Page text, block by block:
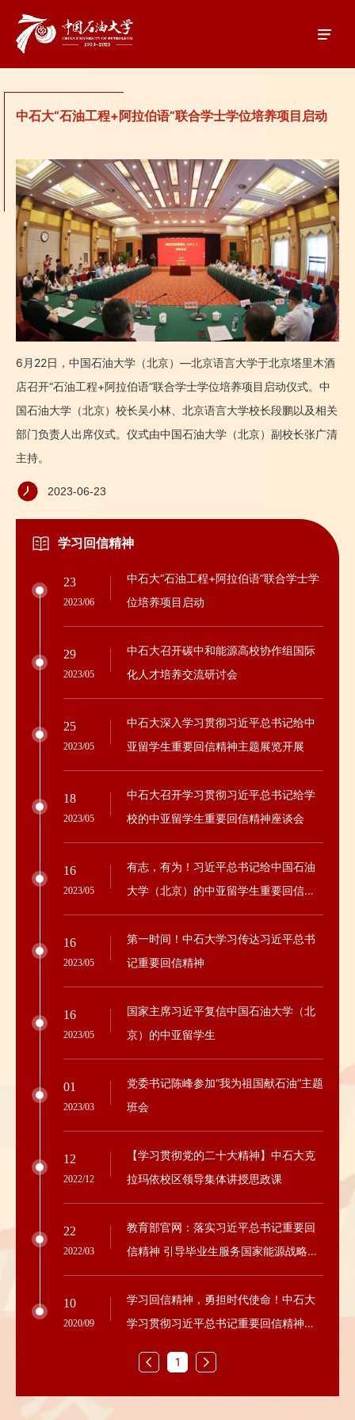
中石大“石油工程+阿拉伯语”联合学士学位培养项目启动
6月22日，中国石油大学（北京）—北京语言大学于北京塔里木酒
店召开“石油工程+阿拉伯语”联合学士学位培养项目启动仪式。中
国石油大学（北京）校长吴小林、北京语言大学校长段鹏以及相关
部门负责人出席仪式。仪式由中国石油大学（北京）副校长张广清
主持。
2023-06-23
学习回信精神
23
2023/06
中石大“石油工程+阿拉伯语”联合学士学
位培养项目启动
29
2023/05
中石大召开碳中和能源高校协作组国际
化人才培养交流研讨会
25
2023/05
中石大深入学习贯彻习近平总书记给中
亚留学生重要回信精神主题展览开展
18
2023/05
中石大召开学习贯彻习近平总书记给学
校的中亚留学生重要回信精神座谈会
16
2023/05
有志，有为！习近平总书记给中国石油
大学（北京）的中亚留学生重要回信在
学校干部师生中引发热烈反响
16
2023/05
第一时间！中石大学习传达习近平总书
记重要回信精神
16
2023/05
国家主席习近平复信中国石油大学（北
京）的中亚留学生
01
2023/03
党委书记陈峰参加“我为祖国献石油”主题
班会
12
2022/12
【学习贯彻党的二十大精神】中石大克
拉玛依校区领导集体讲授思政课
22
2022/03
教育部官网：落实习近平总书记重要回
信精神 引导毕业生服务国家能源战略需
求
10
2020/09
学习回信精神，勇担时代使命！中石大
学习贯彻习近平总书记重要回信精神主
1